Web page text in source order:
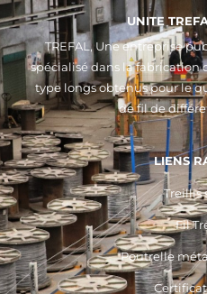
UNITE
TREFAL, Une entreprise
spécialisé dans la
type longs obtenus pour le
de fil de
LIENS
Treillis
Fil
Poutrelle